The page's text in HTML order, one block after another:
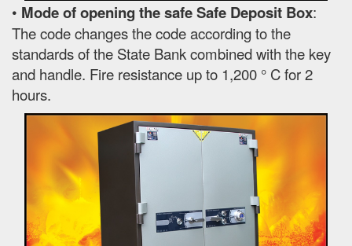
• Mode of opening the safe Safe Deposit Box:
The code changes the code according to the
standards of the State Bank combined with the key
and handle. Fire resistance up to 1,200 ° C for 2
hours.